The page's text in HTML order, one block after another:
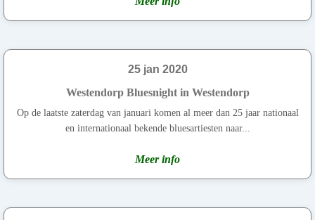
25 jan 2020
Westendorp Bluesnight in Westendorp
Op de laatste zaterdag van januari komen al meer dan 25 jaar nationaal
en internationaal bekende bluesartiesten naar...
Meer info